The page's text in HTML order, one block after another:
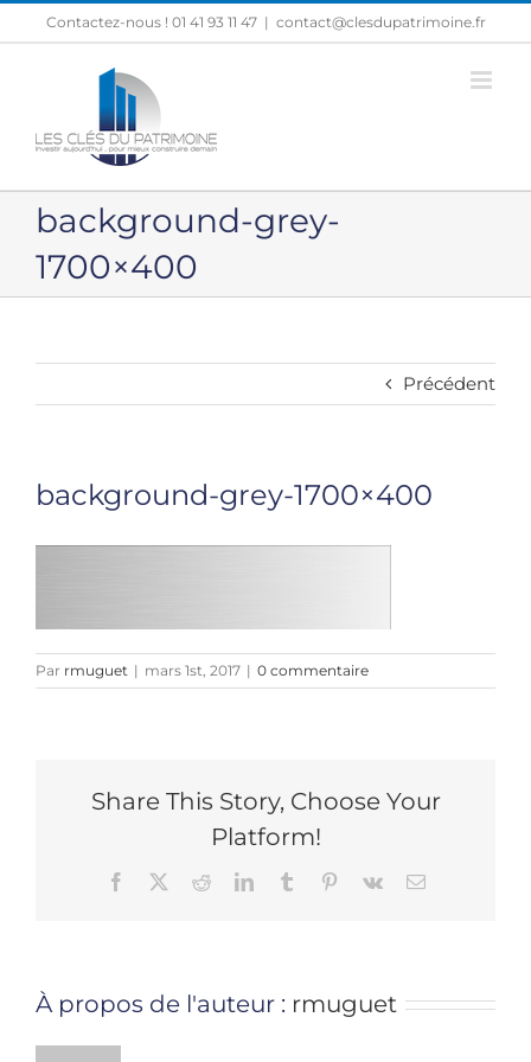
Passer
au
Contactez-nous ! 01 41 93 11 47 | contact@clesdupatrimoine.fr
background-grey-
1700×400
Précédent
background-grey-1700×400
Par rmuguet | mars 1st, 2017 | 0 commentaire
Share This Story, Choose Your
Platform!
Facebook RedditLinkedInTumblr Pinterest
Vk Email
À propos de l'auteur : rmuguet